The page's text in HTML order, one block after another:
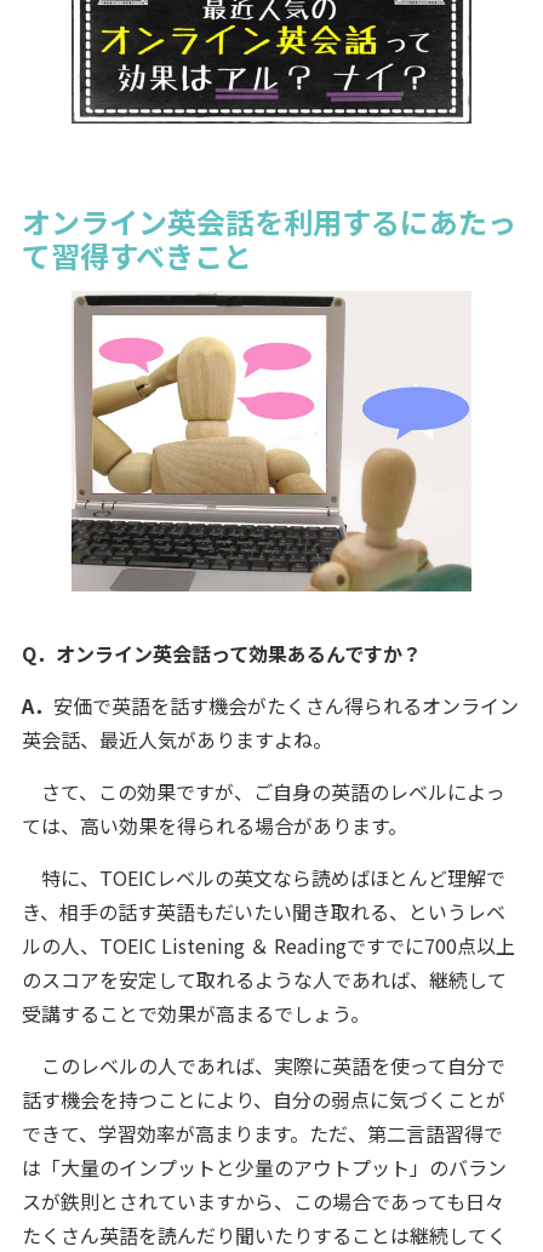
オンライン英会話を利用するにあたっ
て習得すべきこと
Q．オンライン英会話って効果あるんですか？
A． 安価で英語を話す機会がたくさん得られるオンライン
英会話、最近人気がありますよね。
さて、この効果ですが、ご自身の英語のレベルによっ
ては、高い効果を得られる場合があります。
特に、TOEICレベルの英文なら読めばほとんど理解で
き、相手の話す英語もだいたい聞き取れる、というレベ
ルの人、TOEIC Listening ＆ Readingですでに700点以上
のスコアを安定して取れるような人であれば、継続して
受講することで効果が高まるでしょう。
このレベルの人であれば、実際に英語を使って自分で
話す機会を持つことにより、自分の弱点に気づくことが
できて、学習効率が高まります。ただ、第二言語習得で
は「大量のインプットと少量のアウトプット」のバラン
スが鉄則とされていますから、この場合であっても日々
たくさん英語を読んだり聞いたりすることは継続してく